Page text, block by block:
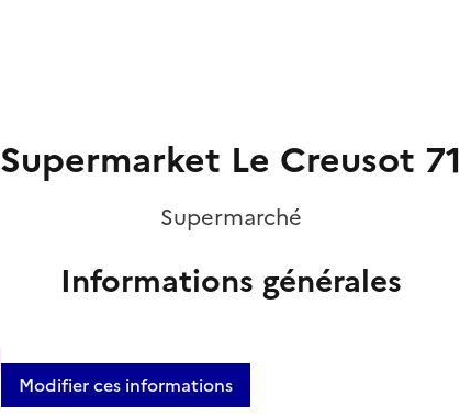
Supermarket Le Creusot 71
Supermarché
Informations générales
Modifier ces informations